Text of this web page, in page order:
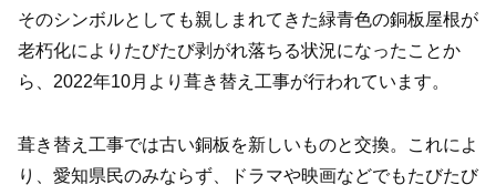
そのシンボルとしても親しまれてきた緑青色の銅板屋根が
老朽化によりたびたび剥がれ落ちる状況になったことか
ら、2022年10月より葺き替え工事が行われています。
葺き替え工事では古い銅板を新しいものと交換。これによ
り、愛知県民のみならず、ドラマや映画などでもたびたび